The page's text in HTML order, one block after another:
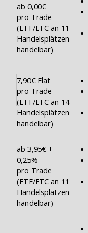
ab 0,00€
pro Trade
(ETF/ETC an 11
Handelsplätzen
handelbar)
7,90€ Flat
pro Trade
(ETF/ETC an 14
Handelsplätzen
handelbar)
ab 3,95€ +
0,25%
pro Trade
(ETF/ETC an 11
Handelsplätzen
handelbar)